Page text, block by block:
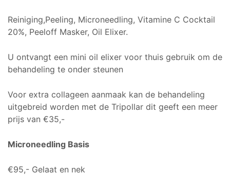
Reiniging,Peeling, Microneedling, Vitamine C Cocktail
20%, Peeloff Masker, Oil Elixer.
U ontvangt een mini oil elixer voor thuis gebruik om de
behandeling te onder steunen
Voor extra collageen aanmaak kan de behandeling
uitgebreid worden met de Tripollar dit geeft een meer
prijs van €35,-
Microneedling Basis
€95,- Gelaat en nek